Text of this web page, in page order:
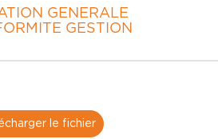
GENERALE
GESTION
le fichier